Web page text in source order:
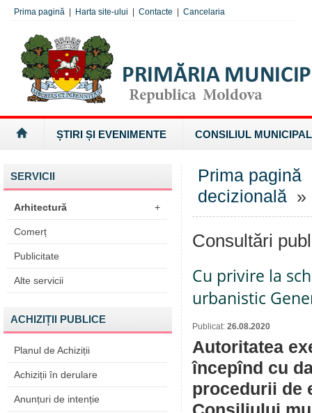
Prima pagină Harta site-ului Contacte Cancelaria
ȘTIRI ȘI EVENIMENTE CONSILIUL MUNICIPAL
SERVICII
Arhitectură +
Comerț
Publicitate
Alte servicii
ACHIZIȚII PUBLICE
Planul de Achiziții
Achiziții în derulare
Anunțuri de intenție
Prima pagină
decizională »
Consultări
Cu privire la
urbanistic
Publicat: 26.08.2020
Autoritatea
începînd cu
procedurii de